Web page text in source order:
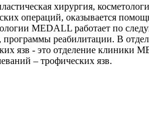
хирургия,
операций, оказывается
MEDALL работает по
программы реабилитации. В
язв - это отделение клиники
– трофических язв.